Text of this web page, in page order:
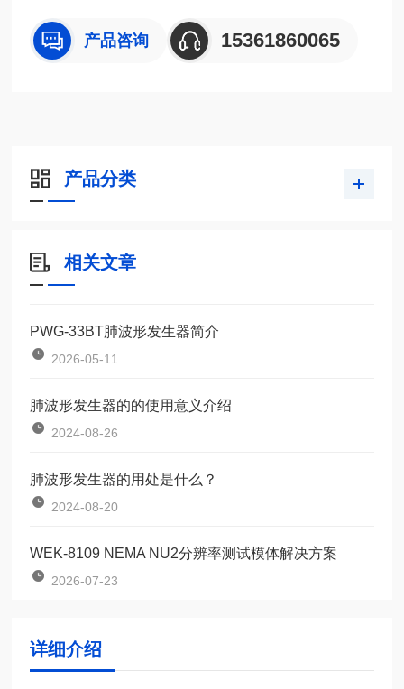
产品咨询 15361860065
产品分类
相关文章
PWG-33BT肺波形发生器简介
2026-05-11
肺波形发生器的的使用意义介绍
2024-08-26
肺波形发生器的用处是什么？
2024-08-20
WEK-8109 NEMA NU2分辨率测试模体解决方案
2026-07-23
详细介绍